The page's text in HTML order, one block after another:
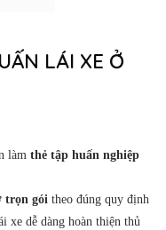
LÁI XE Ở
làm thẻ tập huấn nghiệp
trọn gói theo đúng quy định
xe dễ dàng hoàn thiện thủ